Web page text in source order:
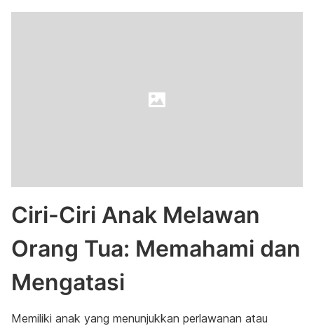
Ciri-Ciri Anak Melawan
Orang Tua: Memahami dan
Mengatasi
Memiliki anak yang menunjukkan perlawanan atau